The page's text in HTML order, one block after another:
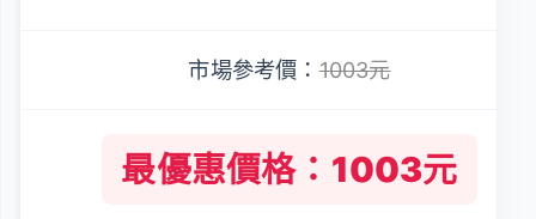
市場參考價：1003元
最優惠價格：1003元